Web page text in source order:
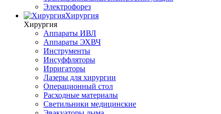
Электрофорез
Хирургия
Хирургия
Аппараты ИВЛ
Аппараты ЭХВЧ
Инструменты
Инсуффляторы
Ирригаторы
Лазеры для хирургии
Операционный стол
Расходные материалы
Светильники медицинские